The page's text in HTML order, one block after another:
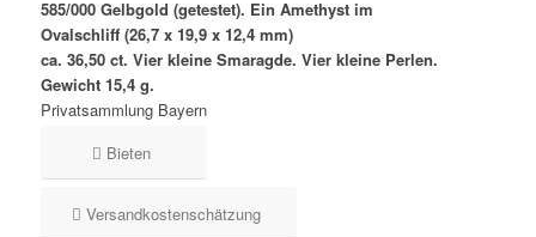
585/000 Gelbgold (getestet). Ein Amethyst im
Ovalschliff (26,7 x 19,9 x 12,4 mm)
ca. 36,50 ct. Vier kleine Smaragde. Vier kleine Perlen.
Gewicht 15,4 g.
Privatsammlung Bayern
Bieten
Versandkostenschätzung